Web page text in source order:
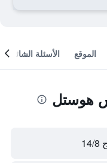
الموقع الأسئلة الشائعة
هوستل
ج 14/8